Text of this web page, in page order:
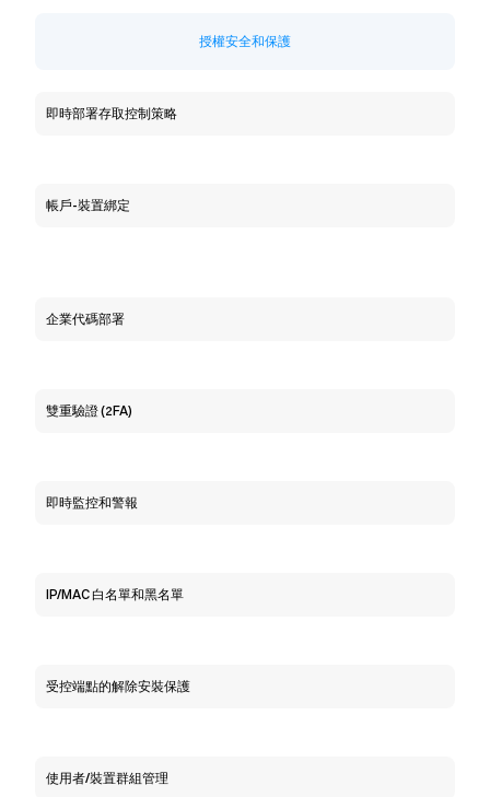
授權安全和保護
即時部署存取控制策略
帳戶-裝置綁定
企業代碼部署
雙重驗證 (2FA)
即時監控和警報
IP/MAC 白名單和黑名單
受控端點的解除安裝保護
使用者/裝置群組管理